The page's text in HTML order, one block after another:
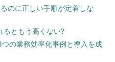
のに正しい手順が定着しな
るともう高くない?
の業務効率化事例と導入を成